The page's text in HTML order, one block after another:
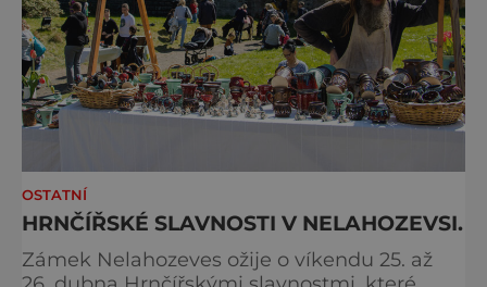
OSTATNÍ
HRNČÍŘSKÉ SLAVNOSTI V NELAHOZEVSI.
Zámek Nelahozeves ožije o víkendu 25. až